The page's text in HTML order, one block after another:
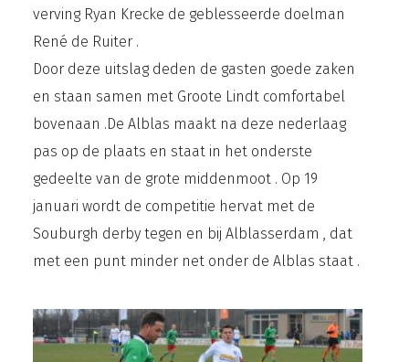
verving Ryan Krecke de geblesseerde doelman
René de Ruiter .
Door deze uitslag deden de gasten goede zaken
en staan samen met Groote Lindt comfortabel
bovenaan .De Alblas maakt na deze nederlaag
pas op de plaats en staat in het onderste
gedeelte van de grote middenmoot . Op 19
januari wordt de competitie hervat met de
Souburgh derby tegen en bij Alblasserdam , dat
met een punt minder net onder de Alblas staat .